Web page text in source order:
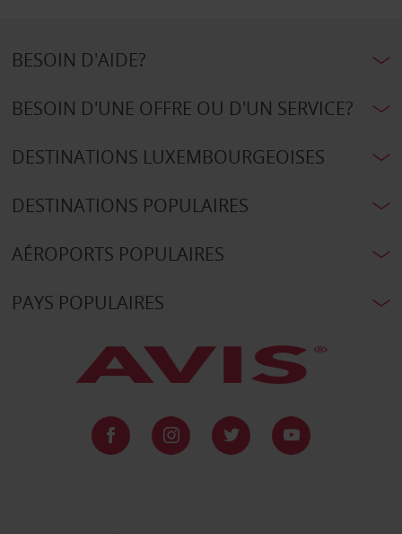
BESOIN D'AIDE?
BESOIN D'UNE OFFRE OU D'UN SERVICE?
DESTINATIONS LUXEMBOURGEOISES
DESTINATIONS POPULAIRES
AÉROPORTS POPULAIRES
PAYS POPULAIRES